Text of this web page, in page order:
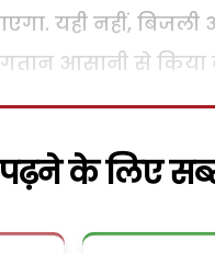
यही नहीं, बिजली
आसानी से
के लिए